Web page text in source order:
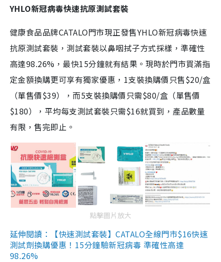
YHLO新冠病毒快速抗原測試套裝
健康食品品牌CATALO門市現正發售YHLO新冠病毒快速
抗原測試套裝，測試套裝以鼻咽拭子方式採樣，準確性
高達98.26%，最快15分鐘就有結果。現時於門市買滿指
定金額換購更可享有獨家優惠，1支裝換購價只售$20/盒
（單售價$39），而5支裝換購價只需$80/盒（單售價
$180），平均每支測試套裝只需$16就買到，產品數量
有限，售完即止。
點擊圖片放大
延伸閱讀：【快速測試套裝】CATALO全線門市$16快速
測試劑換購優惠！15分鐘驗新冠病毒 準確性高達
98.26%